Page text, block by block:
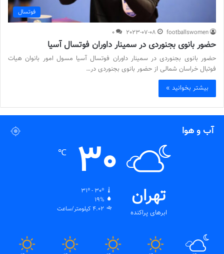
فوتسال
footballswomen
2023-07-08
0
حضور بانوی بجنوردی در سمینار داوران فوتسال آسیا
حضور بانوی بجنوردی در سمینار داوران فوتسال آسیا مسول امور بانوان هیات
فوتبال خراسان شمالی از حضور بانوی بجنوردی در…
بیشتر بخوانید »
آب و هوا
تهران
ابرهای پراکنده
30
℃
31º - 30º
19%
4.02 کیلومتر/ساعت